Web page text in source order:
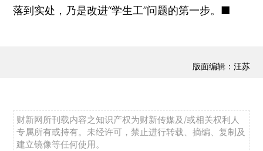
落到实处，乃是改进“学生工”问题的第一步。■
版面编辑：汪苏
财新网所刊载内容之知识产权为财新传媒及/或相关权利人
专属所有或持有。未经许可，禁止进行转载、摘编、复制及
建立镜像等任何使用。